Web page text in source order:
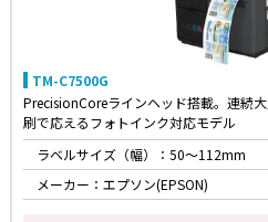
TM-C7500G
PrecisionCoreラインヘッド搭載。連続
刷で応えるフォトインク対応モデル
ラベルサイズ（幅）：50～112mm
メーカー：エプソン(EPSON)